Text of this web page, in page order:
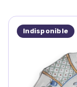
Indisponible